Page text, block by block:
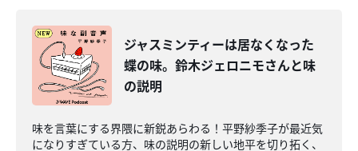
ジャスミンティーは居なくなった
蝶の味。鈴木ジェロニモさんと味
の説明
味を言葉にする界隈に新鋭あらわる！平野紗季子が最近気
になりすぎている方、味の説明の新しい地平を切り拓く、